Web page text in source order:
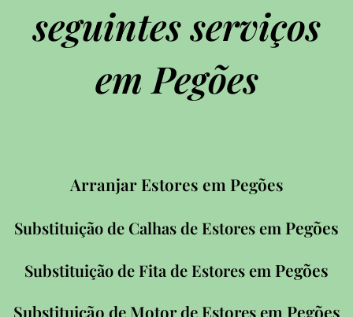
seguintes serviços
em Pegões
Arranjar Estores em Pegões
Substituição de Calhas de Estores em Pegões
Substituição de Fita de Estores em Pegões
Substituição de Motor de Estores em Pegões